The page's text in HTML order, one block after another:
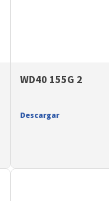
WD40 155G 2
Descargar